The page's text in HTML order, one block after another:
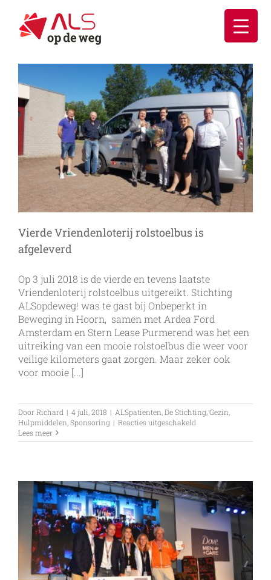
inhoud
Vierde Vriendenloterij rolstoelbus is
afgeleverd
Op 3 juli 2018 is de vierde en tevens laatste
Vriendenloterij rolstoelbus uitgereikt. Stichting
ALSopdeweg! was te gast bij Onbeperkt in
Beweging in Hoorn, samen met Ardea Ford
Amsterdam en Stern Lease Purmerend was het een
uitreiking van een mooie rolstoelbus die weer voor
veilige kilometers gaat zorgen. Maar zeker ook
voor mooie [...]
DoorRichard | 4 juli, 2018 | ALSpatienten De Stichting Gezin
Hulpmiddelen Sponsoring | Reacties uitgeschakeld
Vriendenloterij
Lees meer